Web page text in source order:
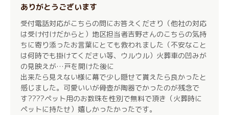
ありがとうございます
受付電話対応がこちらの問にお答えくださり（他社の対応
は受け付けだからと）地区担当者吉野さんのこちらの気持
ちに寄り添ったお言葉にとても救われました（不安なこと
は何時でも掛けてください等、ウルウル）火葬車の凹みが
の見映えが…戸を開けた後に
出来たら見えない様に幕で少し隠せて貰えたら良かったと
感じました。可愛いいが骨壺が陶器でかったのが残念で
す????ペット用のお数珠を性別で無料で頂き（火葬時に
ペットに持たせ）嬉しかったかったです。